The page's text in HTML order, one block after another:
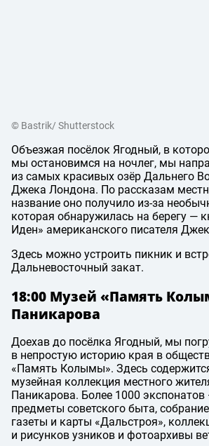
© Bastrik/ Shutterstock
Объезжая посёлок Ягодный, в
мы остановимся на ночлег, мы
из самых красивых озёр Дальнего
Джека Лондона. По рассказам
название оно получило из-за
которая обнаружилась на берегу —
Иден» американского писателя
Здесь можно устроить пикник и
Дальневосточный закат.
18:00 Музей «Память
Паникарова
Доехав до посёлка Ягодный, мы
в непростую историю края в
«Память Колымы». Здесь
музейная коллекция местного
Паникарова. Более 1000
предметы советского быта,
газеты и карты «Дальстроя»,
и рисунков узников и фотоархивы